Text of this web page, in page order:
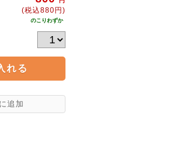
(税込880円)
のこりわずか